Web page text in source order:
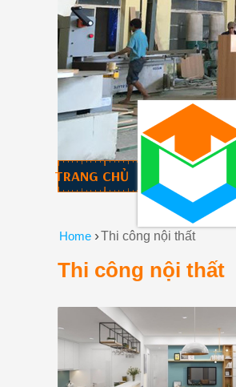
TRANG CHỦ
Home ›Thi công nội thất
Thi công nội thất